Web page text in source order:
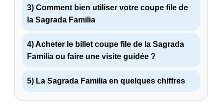
3) Comment bien utiliser votre coupe file de
la Sagrada Familia
4) Acheter le billet coupe file de la Sagrada
Familia ou faire une visite guidée ?
5) La Sagrada Familia en quelques chiffres